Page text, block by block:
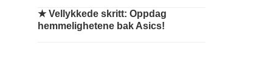
★Vellykkede skritt: Oppdag
hemmelighetene bak Asics!